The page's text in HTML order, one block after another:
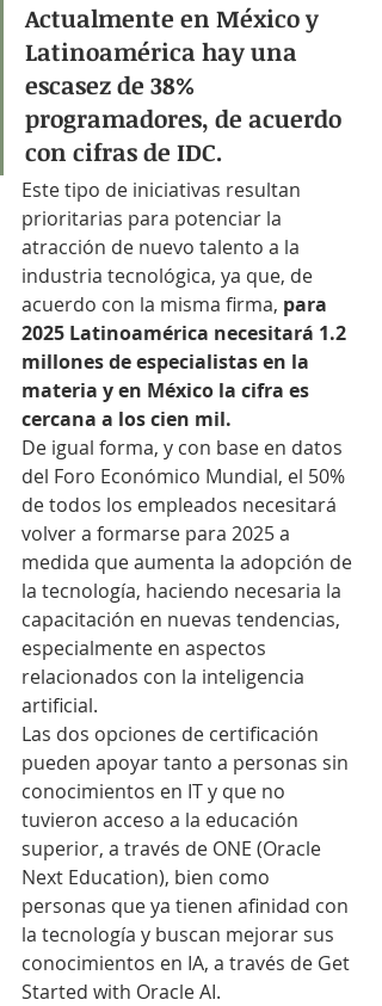
Actualmente en México y
Latinoamérica hay una
escasez de 38%
programadores, de acuerdo
con cifras de IDC.
Este tipo de iniciativas resultan
prioritarias para potenciar la
atracción de nuevo talento a la
industria tecnológica, ya que, de
acuerdo con la misma firma, para
2025 Latinoamérica necesitará 1.2
millones de especialistas en la
materia y en México la cifra es
cercana a los cien mil.
De igual forma, y con base en datos
del Foro Económico Mundial, el 50%
de todos los empleados necesitará
volver a formarse para 2025 a
medida que aumenta la adopción de
la tecnología, haciendo necesaria la
capacitación en nuevas tendencias,
especialmente en aspectos
relacionados con la inteligencia
artificial.
Las dos opciones de certificación
pueden apoyar tanto a personas sin
conocimientos en IT y que no
tuvieron acceso a la educación
superior, a través de ONE (Oracle
Next Education), bien como
personas que ya tienen afinidad con
la tecnología y buscan mejorar sus
conocimientos en IA, a través de Get
Started with Oracle AI.